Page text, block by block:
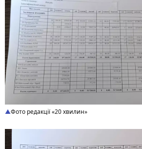
Фото редакції «20 хвилин»